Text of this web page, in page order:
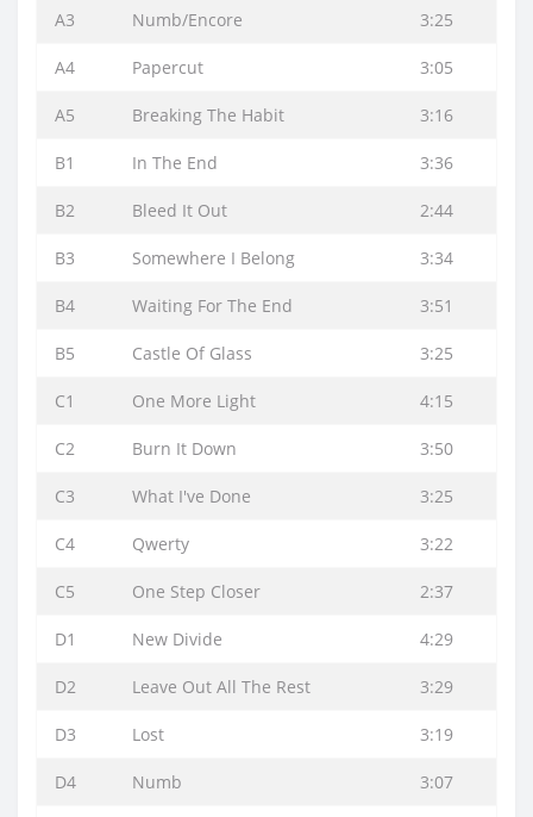
A3 Numb/Encore 3:25
A4 Papercut 3:05
A5 Breaking The Habit 3:16
B1 In The End 3:36
B2 Bleed It Out 2:44
B3 Somewhere I Belong 3:34
B4 Waiting For The End 3:51
B5 Castle Of Glass 3:25
C1 One More Light 4:15
C2 Burn It Down 3:50
C3 What I've Done 3:25
C4 Qwerty 3:22
C5 One Step Closer 2:37
D1 New Divide 4:29
D2 Leave Out All The Rest 3:29
D3 Lost 3:19
D4 Numb 3:07